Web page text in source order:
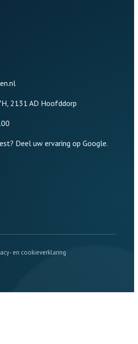
2131 AD Hoofddorp
Deel uw ervaring op Google.
en cookieverklaring